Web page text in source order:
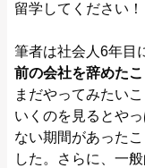
留学してください！
筆者は社会人6年目
前の会社を辞めた
まだやってみたい
いくのを見るとや
ない期間があった
した。さらに、一